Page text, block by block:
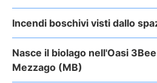
Incendi boschivi visti dallo
Nasce il biolago nell'Oasi
Mezzago (MB)